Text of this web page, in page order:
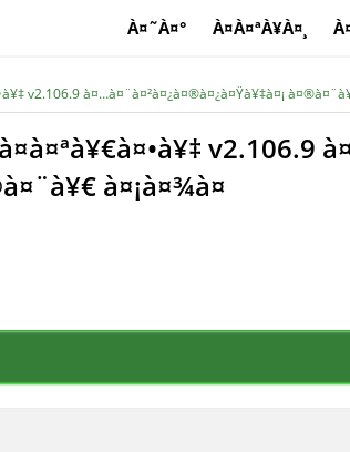
À¤˜À¤° À¤À¤ªÀ¥À¤¸
v2.106.9 à¤…à¤¨à¤²à¤¿à¤®à¤¿à¤Ÿà¥‡à¤¡
v2.106.9
à¤¡à¤¾à¤